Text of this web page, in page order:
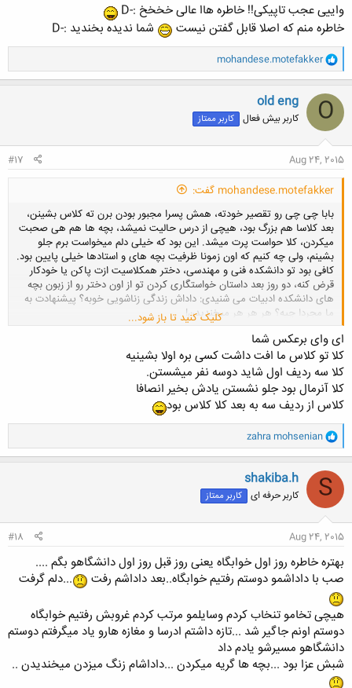
واییی عجب تاپیکی!! خاطره هاا عالی خخخخ :-D
خاطره منم که اصلا قابل گفتن نیست
شما ندیده بخندید :-D
و
ا
ک
ن
ش
ه
ا
mohandese.motefakker
O
old eng
کاربر بیش فعال کاربر ممتاز
Aug 24, 2015
#17
mohandese.motefakker گفت:
بابا چی چی رو تقصیر خودته، همش پسرا مجبور بودن برن ته کلاس بشینن،
بعد کلاسا هم بزرگ بود، هیچی از درس حالیت نمیشد، بچه ها هم هی صحبت
میکردن، کلا حواست پرت میشد. این بود که خیلی دلم میخواست برم جلو
بشینم، ولی چه کنیم که اون زمونا ظرفیت بچه های و استادها خیلی پایین بود.
کافی بود تو دانشکده فنی و مهندسی، دختر همکلاسیت ازت پاکن یا خودکار
قرض کنه، دو روز بعد داستان خواستگاری کردن تو از اون دختر رو از زبون بچه
های دانشکده ادبیات می شنیدی: داداش زندگی زناشویی خوبه؟ پیشنهادت به
ما مجردا چیه؟ هر هر هر میخندیدن!کلیک کنید تا باز شود...
ای وای برعکس شما
کلا تو کلاس ما افت داشت کسی بره اولا بشینیه
کلا سه ردیف اول شاید دوسه نفر میشستن.
کلا آنرمال بود جلو نشستن یادش بخیر انصافا
کلاس از ردیف سه به بعد کلا کلاس بود
و
ا
ک
ن
ش
ه
ا
zahra mohsenian
S
shakiba.h
کاربر حرفه ای کاربر ممتاز
Aug 24, 2015
#18
بهتره خاطره روز اول خوابگاه یعنی روز قبل روز اول دانشگاهو بگم ....
صب با داداشمو دوستم رفتیم خوابگاه..بعد داداشم رفت
...دلم گرفت
هیچی تخامو تنخاب کردم وسایلمو مرتب کردم غروبش رفتیم خوابگاه
دوستم اونم جاگیر شد ...تازه داشتم ادرسا و مغازه هارو یاد میگرفتم دوستم
دانشگاهو مسیرشو یادم داد
شبش عزا بود ...بچه ها گریه میکردن ...داداشام زنگ میزدن میخندیدن ..